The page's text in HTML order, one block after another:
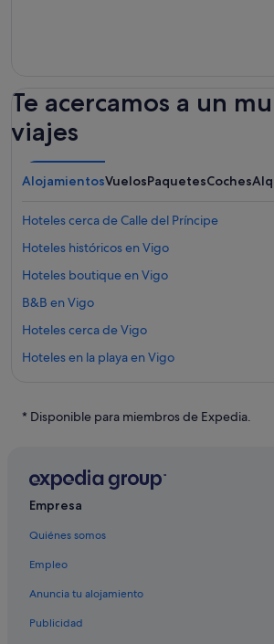
Te acercamos a un
viajes
AlojamientosVuelosPaquetesCoches
Hoteles cerca de Calle del Príncipe
Hoteles históricos en Vigo
Hoteles boutique en Vigo
B&B en Vigo
Hoteles cerca de Vigo
Hoteles en la playa en Vigo
B&B Hotels en Vigo
Hoteles con conserje en Vigo
Condominios en Estación de tren de Vigo-
Apartamentos en Vigo
Albergues en Estación de tren de Vigo-
Casas de campo en Estación de tren de
* Disponible para miembros de Expedia.
Empresa
Quiénes somos
Empleo
Anuncia tu alojamiento
Publicidad